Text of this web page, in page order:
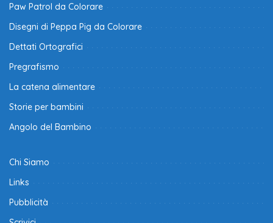
Paw Patrol da Colorare
Disegni di Peppa Pig da Colorare
Dettati Ortografici
Pregrafismo
La catena alimentare
Storie per bambini
Angolo del Bambino
Chi Siamo
Links
Pubblicità